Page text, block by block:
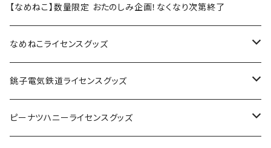
【なめねこ】数量限定 おたのしみ企画！なくなり次第終了
なめねこライセンスグッズ
Tシャツ
キャップ
銚子電気鉄道ライセンスグッズ
ステッカー
ピーナツハニーライセンスグッズ